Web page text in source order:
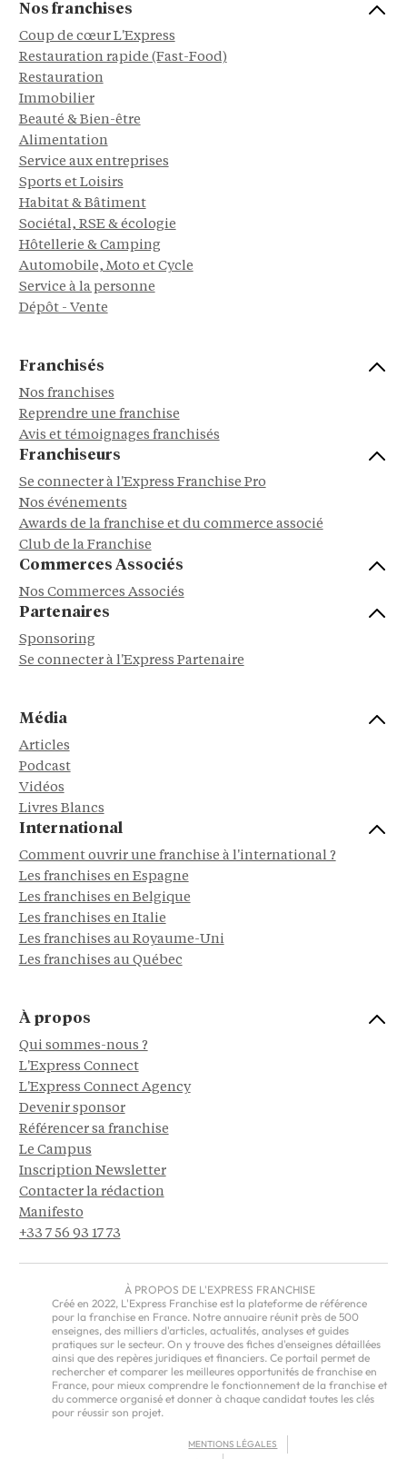
Nos franchises
Coup de cœur L'Express
Restauration rapide (Fast-Food)
Restauration
Immobilier
Beauté & Bien-être
Alimentation
Service aux entreprises
Sports et Loisirs
Habitat & Bâtiment
Sociétal, RSE & écologie
Hôtellerie & Camping
Automobile, Moto et Cycle
Service à la personne
Dépôt - Vente
Franchisés
Nos franchises
Reprendre une franchise
Avis et témoignages franchisés
Franchiseurs
Se connecter à l'Express Franchise Pro
Nos événements
Awards de la franchise et du commerce associé
Club de la Franchise
Commerces Associés
Nos Commerces Associés
Partenaires
Sponsoring
Se connecter à l'Express Partenaire
Média
Articles
Podcast
Vidéos
Livres Blancs
International
Comment ouvrir une franchise à l'international ?
Les franchises en Espagne
Les franchises en Belgique
Les franchises en Italie
Les franchises au Royaume-Uni
Les franchises au Québec
À propos
Qui sommes-nous ?
L'Express Connect
L'Express Connect Agency
Devenir sponsor
Référencer sa franchise
Le Campus
Inscription Newsletter
Contacter la rédaction
Manifesto
+33 7 56 93 17 73
À PROPOS DE L'EXPRESS FRANCHISE
Créé en 2022, L'Express Franchise est la plateforme de référence
pour la franchise en France. Notre annuaire réunit près de 500
enseignes, des milliers d'articles, actualités, analyses et guides
pratiques sur le secteur. On y trouve des fiches d'enseignes détaillées
ainsi que des repères juridiques et financiers. Ce portail permet de
rechercher et comparer les meilleures opportunités de franchise en
France, pour mieux comprendre le fonctionnement de la franchise et
du commerce organisé et donner à chaque candidat toutes les clés
pour réussir son projet.
MENTIONS LÉGALES